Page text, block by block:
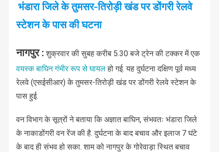
भंडारा जिले के तुमसर-तिरोड़ी खंड पर डोंगरी रेलवे
स्टेशन के पास की घटना
नागपुर : शुक्रवार की सुबह करीब 5.30 बजे ट्रेन की टक्कर में एक
वयस्क बाघिन गंभीर रूप से घायलहो गई. यह दुर्घटना दक्षिण पूर्व मध्य
रेलवे (एसईसीआर) के तुमसर-तिरोड़ी खंड पर डोंगरी रेलवे स्टेशन के
पास हुई.
वन विभाग के सूत्रों ने बताया कि अज्ञात बाघिन, संभवतः भंडारा जिले
के नाकाडोंगरी वन रेंज की है. दुर्घटना के बाद बचाव और इलाज 7 घंटे
के बाद ही संभव हो सका. शाम को नागपुर के गोरेवाड़ा स्थित बचाव